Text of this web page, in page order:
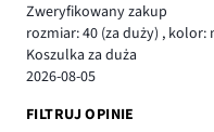
Zweryfikowany zakup
rozmiar: 40 (za duży) , kolor:
Koszulka za duża
2026-08-05
FILTRUJ OPINIE